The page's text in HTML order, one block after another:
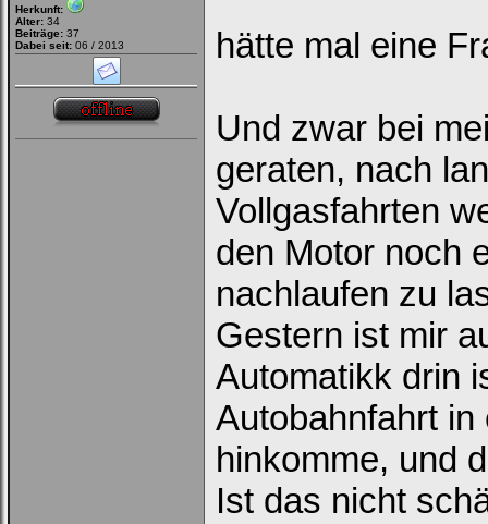
Loginbox
Trage
bitte
in
nachfolgenden
Felder
Deinen
Benutzernamen
und
Herkunft:
Alter: 34
Beiträge: 37
Dabei seit: 06 / 2013 hätte mal eine
Und zwar bei
geraten, nach
Vollgasfahrten
den Motor noch
nachlaufen zu
Gestern ist mir
Automatikk drin
Autobahnfahrt in
hinkomme, und
Ist das nicht